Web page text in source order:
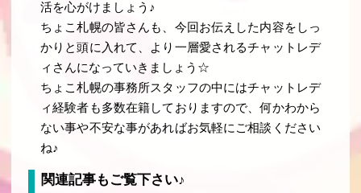
活を心がけましょう♪
ちょこ札幌の皆さんも、今回お伝えした内容をしっ
かりと頭に入れて、より一層愛されるチャットレデ
ィさんになっていきましょう☆
ちょこ札幌の事務所スタッフの中にはチャットレデ
ィ経験者も多数在籍しておりますので、何かわから
ない事や不安な事があればお気軽にご相談ください
ね♪
関連記事もご覧下さい♪